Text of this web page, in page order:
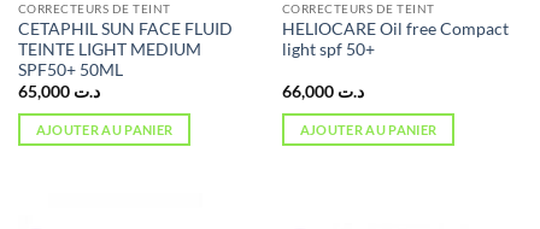
CORRECTEURS DE TEINT
CETAPHIL SUN FACE FLUID
TEINTE LIGHT MEDIUM
SPF50+ 50ML
د.ت 65,000
AJOUTER AU PANIER
CORRECTEURS DE TEINT
HELIOCARE Oil free Compact
light spf 50+
د.ت 66,000
AJOUTER AU PANIER